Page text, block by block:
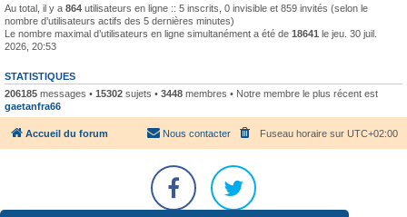
Au total, il y a 864 utilisateurs en ligne :: 5 inscrits, 0 invisible et 859 invités (selon le
nombre d’utilisateurs actifs des 5 dernières minutes)
Le nombre maximal d’utilisateurs en ligne simultanément a été de 18641 le jeu. 30 juil.
2026, 20:53
STATISTIQUES
206185 messages • 15302 sujets • 3448 membres • Notre membre le plus récent est
gaetanfra66
Accueil du forum Fuseau horaire sur UTC+02:00
Nous contacter